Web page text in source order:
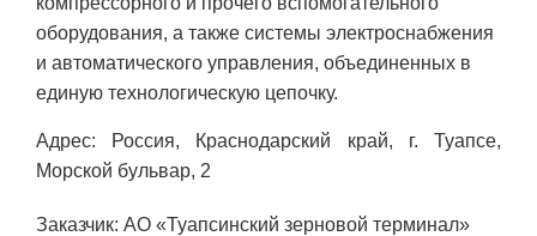
оборудования, а также системы электроснабжения
и автоматического управления, объединенных в
единую технологическую цепочку.
Адрес: Россия, Краснодарский край, г. Туапсе,
Морской бульвар, 2
Заказчик: АО «Туапсинский зерновой терминал»